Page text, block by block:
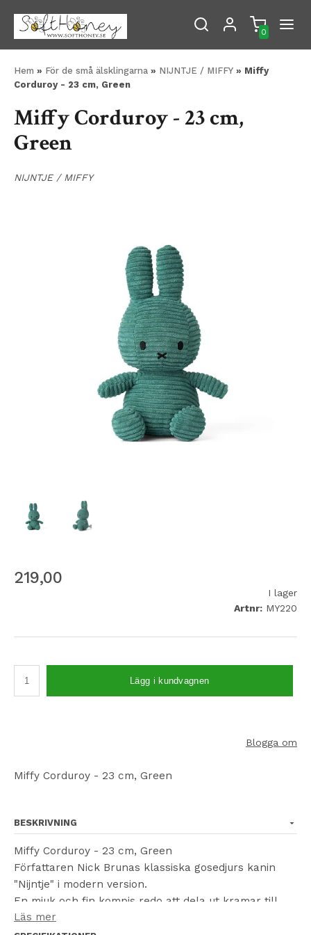
0
Hem » För de små älsklingarna » NIJNTJE / MIFFY » Miffy
Corduroy - 23 cm, Green
Miffy Corduroy - 23 cm,
Green
NIJNTJE / MIFFY
219,00
I lager
Artnr: MY220
Lägg i kundvagnen
Blogga om
Miffy Corduroy - 23 cm, Green
BESKRIVNING
Miffy Corduroy - 23 cm, Green
Författaren Nick Brunas klassiska gosedjurs kanin
"Nijntje" i modern version.
En mjuk och fin kompis redo att dela ut kramar till
alla som vill ha en. Mycket välgjord i smalrandigt tyg
Läs mer